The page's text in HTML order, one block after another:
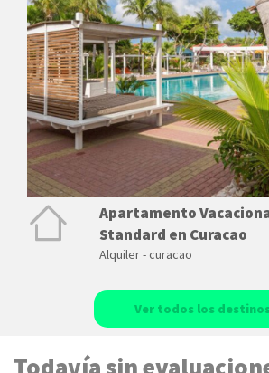
Apartamento
Standard en Curacao
Alquiler - curacao
Ver todos los